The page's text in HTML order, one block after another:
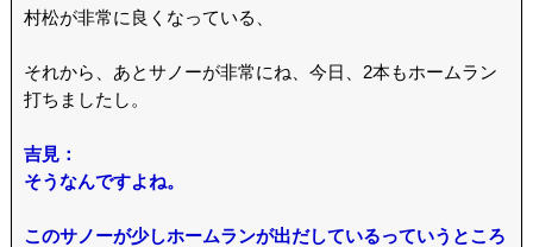
村松が非常に良くなっている、
それから、あとサノーが非常にね、今日、2本もホームラン
打ちましたし。
吉見：
そうなんですよね。
このサノーが少しホームランが出だしているっていうところ